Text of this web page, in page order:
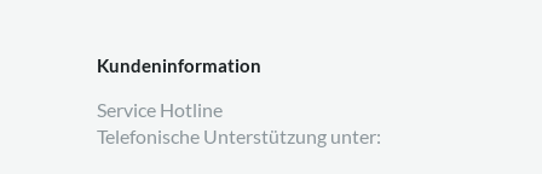
Kundeninformation
Service Hotline
Telefonische Unterstützung unter: